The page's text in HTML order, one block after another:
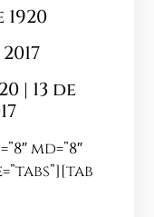
| 13 de
md=”8″